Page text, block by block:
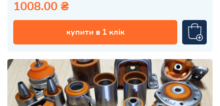
1008.00 ₴
купити в 1 клік